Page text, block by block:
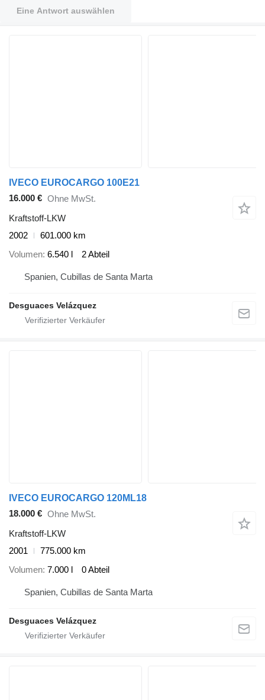
Eine Antwort auswählen
IVECO EUROCARGO 100E21
16.000 € Ohne MwSt.
Kraftstoff-LKW
2002
601.000 km
Volumen 6.540 l 2 Abteil
Spanien, Cubillas de Santa Marta
Desguaces Velázquez
IVECO EUROCARGO 120ML18
18.000 € Ohne MwSt.
Kraftstoff-LKW
2001
775.000 km
Volumen 7.000 l 0 Abteil
Spanien, Cubillas de Santa Marta
Desguaces Velázquez